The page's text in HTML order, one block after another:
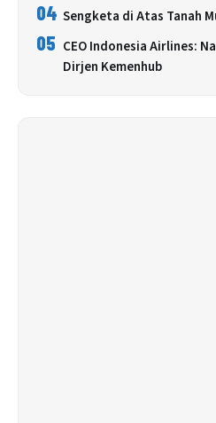
04 Sengketa di Atas Tanah
05 CEO Indonesia Airlines:
Dirjen Kemenhub